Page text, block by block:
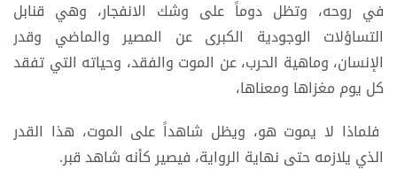
في روحه، وتظل دوماً على وشك الانفجار، وهي قنابل
التساؤلات الوجودية الكبرى عن المصير والماضي وقدر
الإنسان، وماهية الحرب، عن الموت والفقد، وحياته التي تفقد
كل يوم مغزاها ومعناها،
فلماذا لا يموت هو، ويظل شاهداً على الموت، هذا القدر
الذي يلازمه حتى نهاية الرواية، فيصير كأنه شاهد قبر.